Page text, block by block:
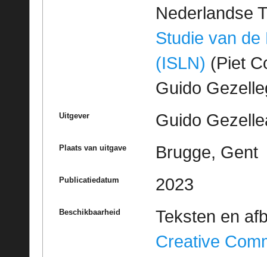
Nederlandse
Studie van de
(ISLN) (Piet
Guido
Uitgever Guido
Plaats van uitgave Brugge, Gent
Publicatiedatum 2023
Beschikbaarheid
Teksten en
Creative